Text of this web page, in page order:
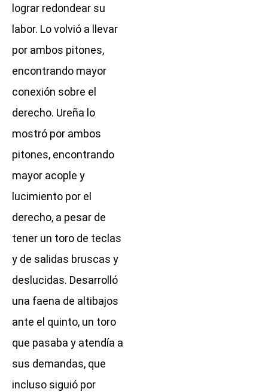
lograr redondear su
labor. Lo volvió a llevar
por ambos pitones,
encontrando mayor
conexión sobre el
derecho. Ureña lo
mostró por ambos
pitones, encontrando
mayor acople y
lucimiento por el
derecho, a pesar de
tener un toro de teclas
y de salidas bruscas y
deslucidas. Desarrolló
una faena de altibajos
ante el quinto, un toro
que pasaba y atendía a
sus demandas, que
incluso siguió por